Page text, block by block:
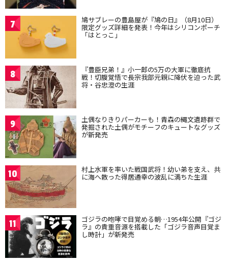
7 鳩サブレーの豊島屋が『鳩の日』（8月10日）
限定グッズ詳細を発表！今年はシリコンポーチ
「はとっこ」
8 『豊臣兄弟！』小一郎の5万の大軍に徹底抗
戦！切腹覚悟で長宗我部元親に降伏を迫った武
将・谷忠澄の生涯
9 土偶なりきりパーカーも！青森の縄文遺跡群で
発掘された土偶がモチーフのキュートなグッズ
が新発売
10 村上水軍を率いた戦国武将！幼い弟を支え、共
に海へ散った得居通幸の波乱に満ちた生涯
11 ゴジラの咆哮で目覚める朝…1954年公開『ゴジ
ラ』の貴重音源を搭載した「ゴジラ音声目覚ま
し時計」が新発売